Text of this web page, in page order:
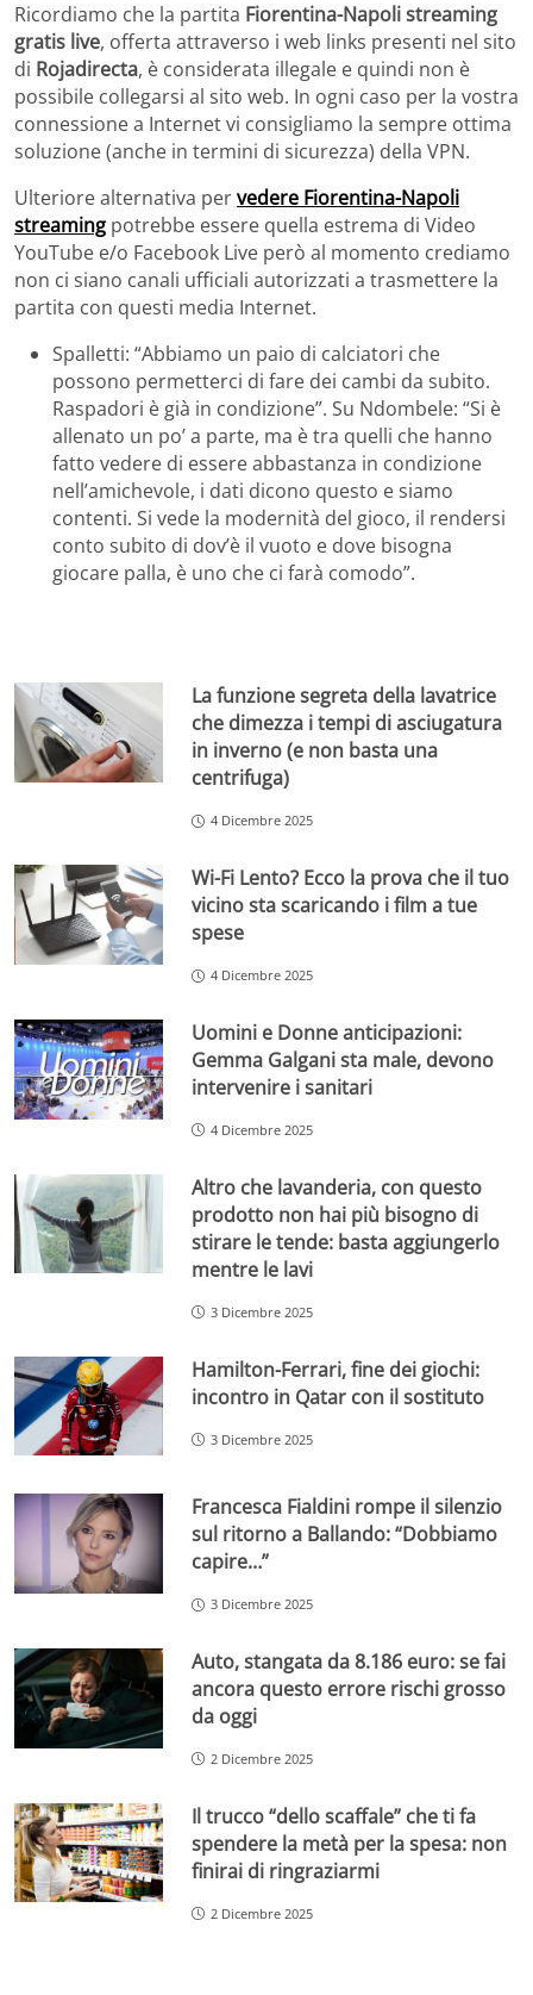
Ricordiamo che la partita Fiorentina-Napoli streaming
gratis live, offerta attraverso i web links presenti nel sito
di Rojadirecta, è considerata illegale e quindi non è
possibile collegarsi al sito web. In ogni caso per la vostra
connessione a Internet vi consigliamo la sempre ottima
soluzione (anche in termini di sicurezza) della VPN.
Ulteriore alternativa pervedere Fiorentina-Napoli
streaming potrebbe essere quella estrema di Video
YouTube e/o Facebook Live però al momento crediamo
non ci siano canali ufficiali autorizzati a trasmettere la
partita con questi media Internet.
Spalletti: “Abbiamo un paio di calciatori che
possono permetterci di fare dei cambi da subito.
Raspadori è già in condizione”. Su Ndombele: “Si è
allenato un po’ a parte, ma è tra quelli che hanno
fatto vedere di essere abbastanza in condizione
nell’amichevole, i dati dicono questo e siamo
contenti. Si vede la modernità del gioco, il rendersi
conto subito di dov’è il vuoto e dove bisogna
giocare palla, è uno che ci farà comodo”.
La funzione segreta della lavatrice
che dimezza i tempi di asciugatura
in inverno (e non basta una
centrifuga)
4 Dicembre 2025
Wi-Fi Lento? Ecco la prova che il tuo
vicino sta scaricando i film a tue
spese
4 Dicembre 2025
Uomini e Donne anticipazioni:
Gemma Galgani sta male, devono
intervenire i sanitari
4 Dicembre 2025
Altro che lavanderia, con questo
prodotto non hai più bisogno di
stirare le tende: basta aggiungerlo
mentre le lavi
3 Dicembre 2025
Hamilton-Ferrari, fine dei giochi:
incontro in Qatar con il sostituto
3 Dicembre 2025
Francesca Fialdini rompe il silenzio
sul ritorno a Ballando: “Dobbiamo
capire…”
3 Dicembre 2025
Auto, stangata da 8.186 euro: se fai
ancora questo errore rischi grosso
da oggi
2 Dicembre 2025
Il trucco “dello scaffale” che ti fa
spendere la metà per la spesa: non
finirai di ringraziarmi
2 Dicembre 2025